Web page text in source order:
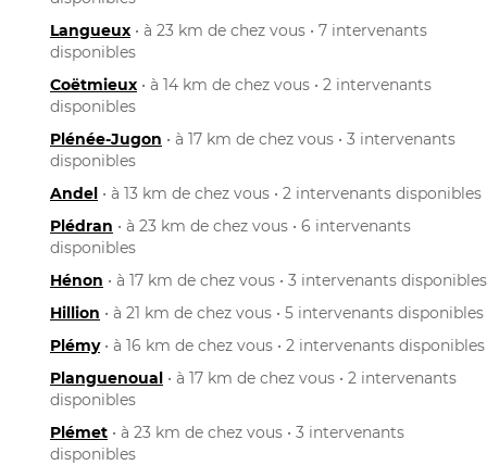
Langueux • à 23 km de chez vous • 7 intervenants
disponibles
Coëtmieux • à 14 km de chez vous • 2 intervenants
disponibles
Plénée-Jugon • à 17 km de chez vous • 3 intervenants
disponibles
Andel • à 13 km de chez vous • 2 intervenants disponibles
Plédran • à 23 km de chez vous • 6 intervenants
disponibles
Hénon • à 17 km de chez vous • 3 intervenants disponibles
Hillion • à 21 km de chez vous • 5 intervenants disponibles
Plémy• à 16 km de chez vous • 2 intervenants disponibles
Planguenoual • à 17 km de chez vous • 2 intervenants
disponibles
Plémet • à 23 km de chez vous • 3 intervenants
disponibles